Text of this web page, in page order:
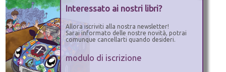
Interessato ai nostri libri?
Allora iscriviti alla nostra newsletter!
Sarai informato delle nostre novità, potrai
comunque cancellarti quando desideri.
modulo di iscrizione